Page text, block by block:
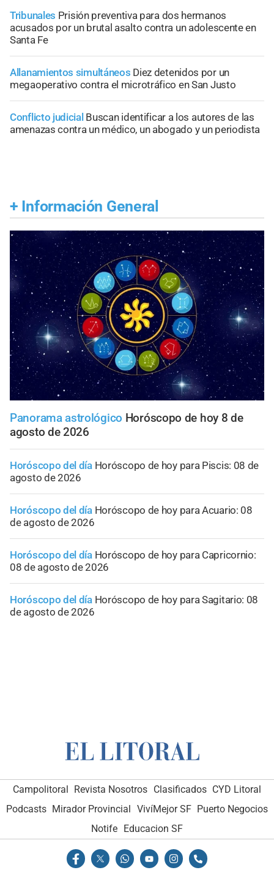
Tribunales Prisión preventiva para dos hermanos
acusados por un brutal asalto contra un adolescente en
Santa Fe
Allanamientos simultáneos Diez detenidos por un
megaoperativo contra el microtráfico en San Justo
Conflicto judicial Buscan identificar a los autores de las
amenazas contra un médico, un abogado y un periodista
+ Información General
Panorama astrológico Horóscopo de hoy 8 de
agosto de 2026
Horóscopo del día Horóscopo de hoy para Piscis: 08 de
agosto de 2026
Horóscopo del día Horóscopo de hoy para Acuario: 08
de agosto de 2026
Horóscopo del día Horóscopo de hoy para Capricornio:
08 de agosto de 2026
Horóscopo del día Horóscopo de hoy para Sagitario: 08
de agosto de 2026
Campolitoral Revista Nosotros Clasificados CYD Litoral
Podcasts Mirador Provincial VivíMejor SF Puerto Negocios
Notife
Educacion SF